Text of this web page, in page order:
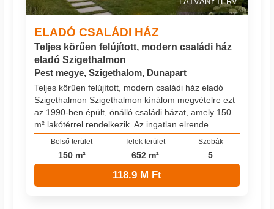
LÁTVÁNYTERV
ELADÓ CSALÁDI HÁZ
Teljes körűen felújított, modern családi ház
eladó Szigethalmon
Pest megye, Szigethalom, Dunapart
Teljes körűen felújított, modern családi ház eladó
Szigethalmon Szigethalmon kínálom megvételre ezt
az 1990-ben épült, önálló családi házat, amely 150
m² lakótérrel rendelkezik. Az ingatlan elrende...
Belső terület
150 m²
Telek terület
652 m²
Szobák
5
118.9 M Ft